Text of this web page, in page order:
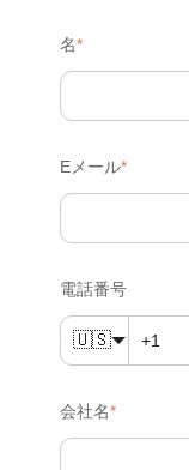
名*
Eメール*
電話番号
🇺🇸
会社名*